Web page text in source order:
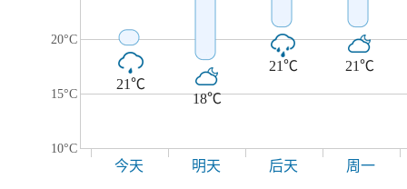
20°C
15°C
10°C
21℃
18℃
21℃ 21℃
今天 明天 后天 周一